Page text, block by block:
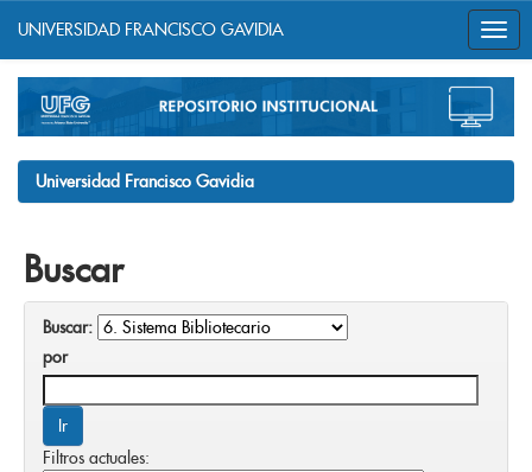
navigation
UNIVERSIDAD FRANCISCO GAVIDIA
Universidad Francisco Gavidia
Buscar
Buscar:
por
Filtros actuales: